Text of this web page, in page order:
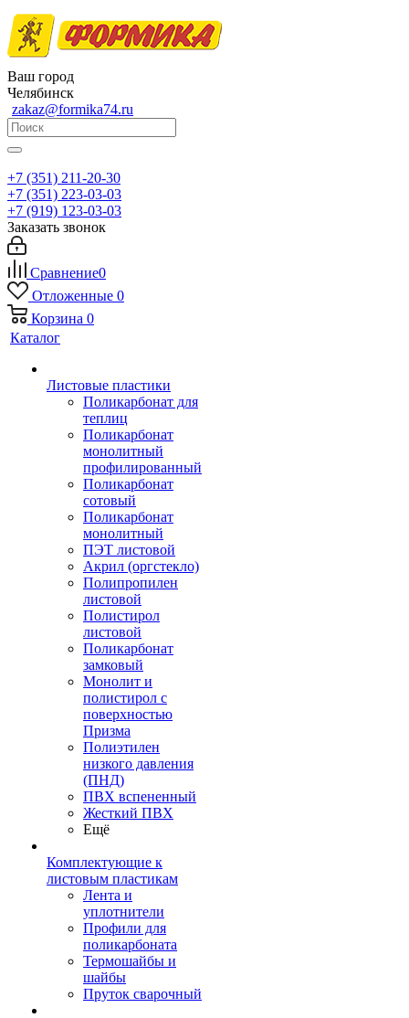
Ваш город
Челябинск
zakaz@formika74.ru
+7 (351) 211-20-30
+7 (351) 223-03-03
+7 (919) 123-03-03
Заказать звонок
Сравнение0
Отложенные 0
Корзина 0
Каталог
Листовые пластики
Поликарбонат для
теплиц
Поликарбонат
монолитный
профилированный
Поликарбонат
сотовый
Поликарбонат
монолитный
ПЭТ листовой
Акрил (оргстекло)
Полипропилен
листовой
Полистирол
листовой
Поликарбонат
замковый
Монолит и
полистирол с
поверхностью
Призма
Полиэтилен
низкого давления
(ПНД)
ПВХ вспененный
Жесткий ПВХ
Ещё
Комплектующие к
листовым пластикам
Лента и
уплотнители
Профили для
поликарбоната
Термошайбы и
шайбы
Пруток сварочный